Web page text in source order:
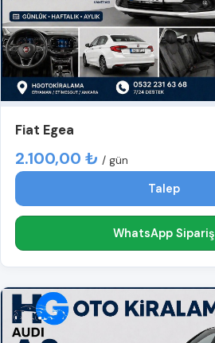
Fiat Egea
2.100,00 ₺ / gün
Talep
WhatsApp Sipariş